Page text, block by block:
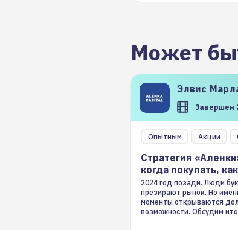
Может
Элвис
Завершен
Опытным Акции
Стратегия
когда покупать,
2024 год позади. Люди
презирают рынок. Но
моменты открываются
возможности. Обсудим